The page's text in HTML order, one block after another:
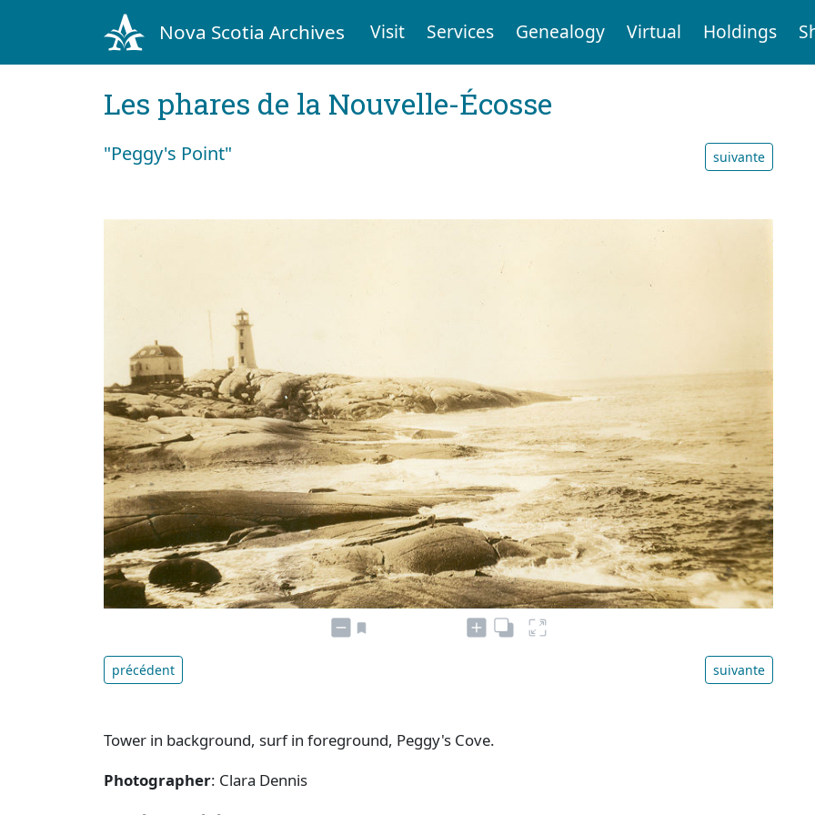
Nova Scotia Archives Visit Services Genealogy Virtual Holdings
Les phares de la Nouvelle-Écosse
"Peggy's Point" suivante
précédent suivante
Tower in background, surf in foreground, Peggy's Cove.
Photographer: Clara Dennis